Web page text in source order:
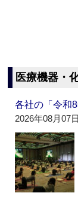
医療機器・
各社の「令和
2026年08月07